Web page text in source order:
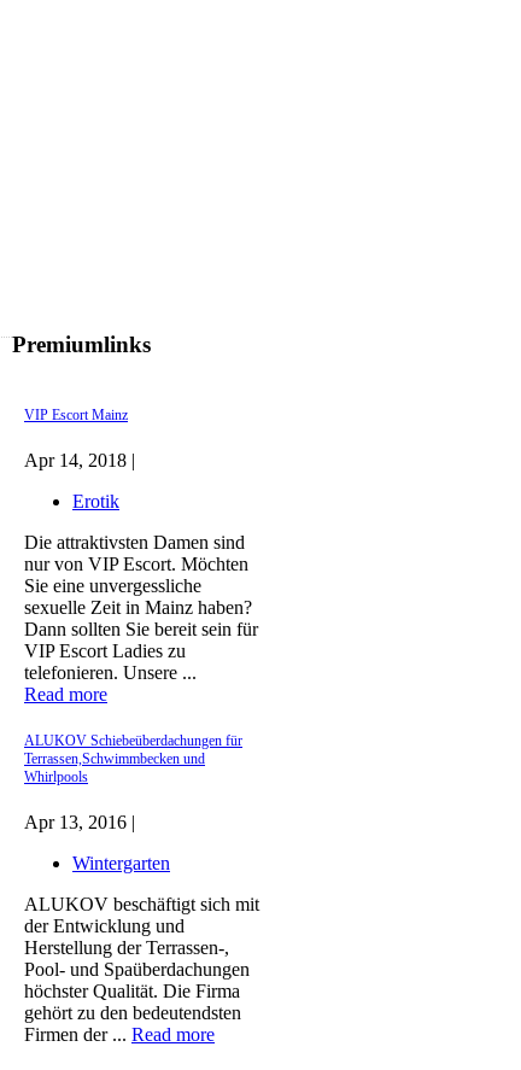
Premiumlinks
VIP Escort Mainz
Apr 14, 2018 |
Erotik
Die attraktivsten Damen sind
nur von VIP Escort. Möchten
Sie eine unvergessliche
sexuelle Zeit in Mainz haben?
Dann sollten Sie bereit sein für
VIP Escort Ladies zu
telefonieren. Unsere ...
Read more
ALUKOV Schiebeüberdachungen für
Terrassen,Schwimmbecken und
Whirlpools
Apr 13, 2016 |
Wintergarten
ALUKOV beschäftigt sich mit
der Entwicklung und
Herstellung der Terrassen-,
Pool- und Spaüberdachungen
höchster Qualität. Die Firma
gehört zu den bedeutendsten
Firmen der ... Read more